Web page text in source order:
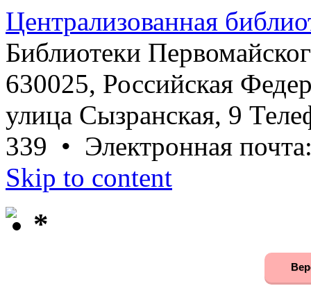
Централизованная
Библиотеки
630025, Российская
улица Сызранская, 9
339 • Электронная
Skip to content
*